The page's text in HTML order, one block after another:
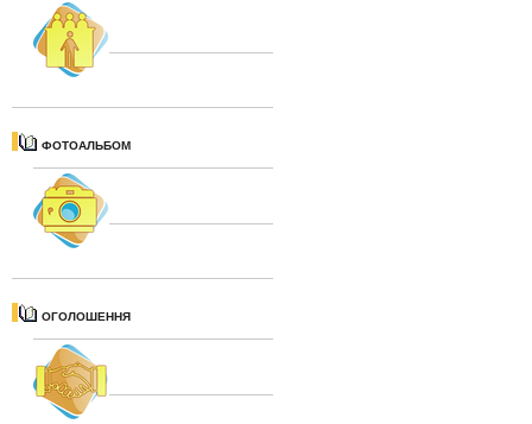
ФОТОАЛЬБОМ
ОГОЛОШЕННЯ